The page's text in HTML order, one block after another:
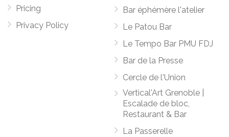
Pricing
Privacy Policy
Bar éphémère l'atelier
Le Patou Bar
Le Tempo Bar PMU FDJ
Bar de la Presse
Cercle de l'Union
Vertical'Art Grenoble |
Escalade de bloc,
Restaurant & Bar
La Passerelle